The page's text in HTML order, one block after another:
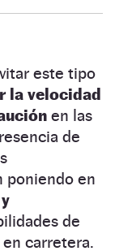
este tipo
la velocidad
en las
de
poniendo en
de
carretera.